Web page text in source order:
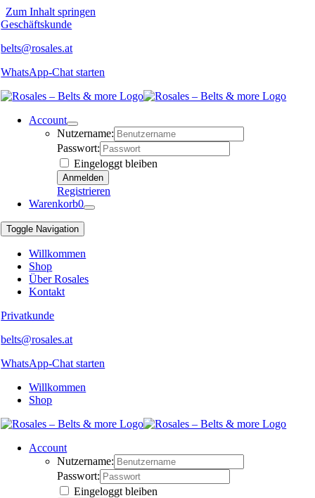
Zum Inhalt springen
Geschäftskunde
belts@rosales.at
WhatsApp-Chat starten
Account
Nutzername:
Passwort:
Eingeloggt bleiben
Registrieren
Warenkorb0
Toggle Navigation
Willkommen
Shop
Über Rosales
Kontakt
Privatkunde
belts@rosales.at
WhatsApp-Chat starten
Willkommen
Shop
Account
Nutzername:
Passwort:
Eingeloggt bleiben